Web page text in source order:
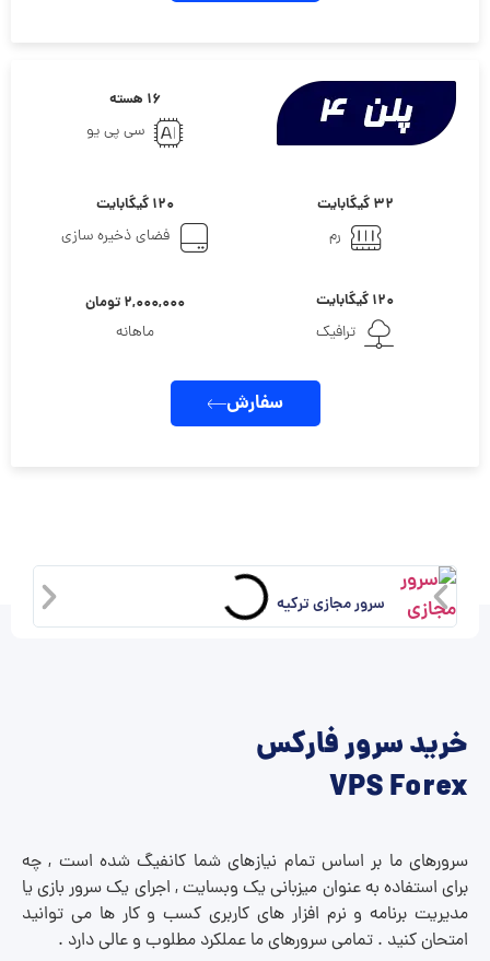
۱۶ هسته
سی پی یو
۳۲ گیگابایت
رم
۱۲۰ گیگابایت
فضای ذخیره سازی
۱۲۰ گیگابایت
ترافیک
۲,۰۰۰,۰۰۰ تومان
ماهانه
سفارش
سرور مجازی ترکیه
خرید سرور فارکس
VPS Forex
سرورهای ما بر اساس تمام نیازهای شما کانفیگ شده است , چه
برای استفاده به عنوان میزبانی یک وبسایت , اجرای یک سرور بازی یا
مدیریت برنامه و نرم افزار های کاربری کسب و کار ها می توانید
امتحان کنید . تمامی سرورهای ما عملکرد مطلوب و عالی دارد .